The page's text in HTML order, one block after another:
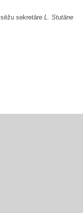
sekretāre L. Stutāne